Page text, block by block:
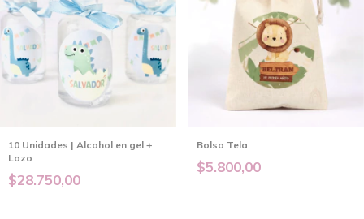
10 Unidades | Alcohol en gel +
Lazo
$28.750,00
Bolsa Tela
$5.800,00